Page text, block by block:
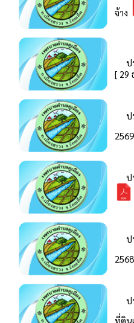
จ้าง
ป
[ 29
ป
2569
ป
ป
2568
ป
ที่ดิน